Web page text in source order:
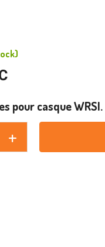
)
pour casque WRSI.